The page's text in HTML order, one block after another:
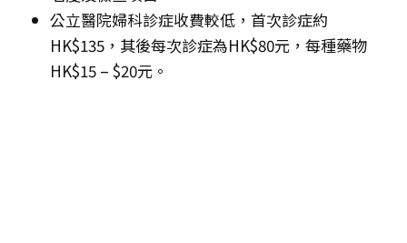
公立醫院婦科診症收費較低，首次診症約
HK$135，其後每次診症為HK$80元，每種藥物
HK$15 – $20元。